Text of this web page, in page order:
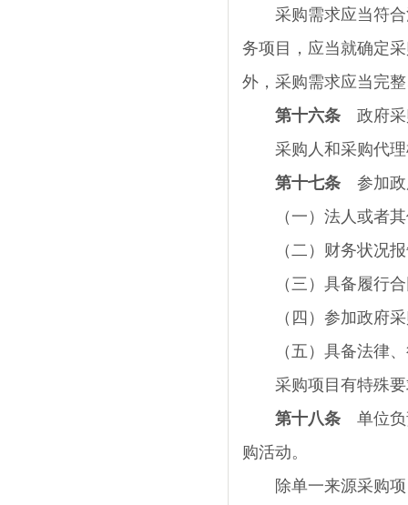
采购需求应当符合
务项目，应当就确定
外，采购需求应当完
第十六条 政府采
采购人和采购代理
第十七条 参加政
（一）法人或者其
（二）财务状况报
（三）具备履行合
（四）参加政府采
（五）具备法律、
采购项目有特殊要
第十八条 单位负
购活动。
除单一来源采购项